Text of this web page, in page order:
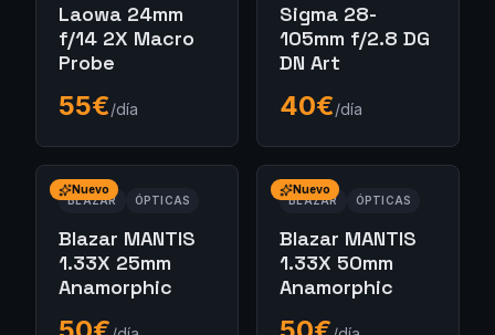
Laowa 24mm
f/14 2X Macro
Probe
55€/día
Sigma 28-
105mm f/2.8 DG
DN Art
40€/día
Nuevo
BLAZAR
ÓPTICAS
Blazar MANTIS
1.33X 25mm
Anamorphic
Nuevo
BLAZAR
ÓPTICAS
Blazar MANTIS
1.33X 50mm
Anamorphic